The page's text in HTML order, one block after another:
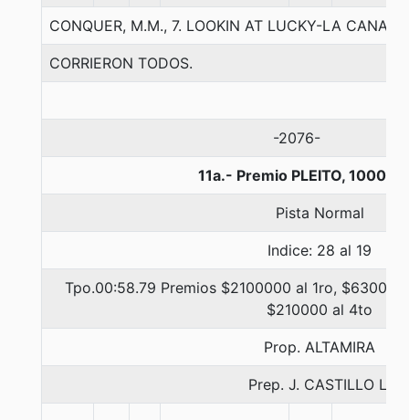
CONQUER, M.M., 7. LOOKIN AT LUCKY-LA
CORRIERON TODOS.
-2076-
11a.- Premio PLEITO, 1000
Pista Normal
Indice: 28 al 19
Tpo.00:58.79 Premios $2100000 al 1ro,
$210000 al 4to
Prop. ALTAMIRA
Prep. J. CASTILLO L.